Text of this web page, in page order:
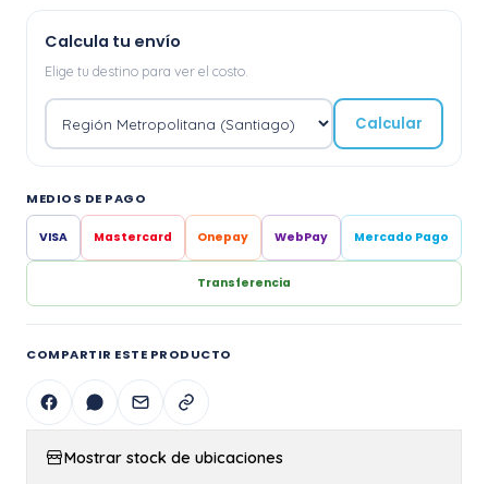
Calcula tu envío
Elige tu destino para ver el costo.
Calcular
MEDIOS DE PAGO
VISA Mastercard Onepay WebPay Mercado Pago
Transferencia
COMPARTIR ESTE PRODUCTO
Mostrar stock de ubicaciones